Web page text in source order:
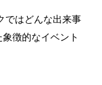
ではどんな出来事
徴的なイベント